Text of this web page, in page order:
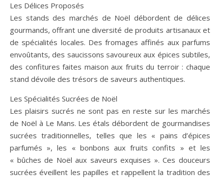
Les Délices Proposés
Les stands des marchés de Noël débordent de délices
gourmands, offrant une diversité de produits artisanaux et
de spécialités locales. Des fromages affinés aux parfums
envoûtants, des saucissons savoureux aux épices subtiles,
des confitures faites maison aux fruits du terroir : chaque
stand dévoile des trésors de saveurs authentiques.
Les Spécialités Sucrées de Noël
Les plaisirs sucrés ne sont pas en reste sur les marchés
de Noël à Le Mans. Les étals débordent de gourmandises
sucrées traditionnelles, telles que les « pains d’épices
parfumés », les « bonbons aux fruits confits » et les
« bûches de Noël aux saveurs exquises ». Ces douceurs
sucrées éveillent les papilles et rappellent la tradition des